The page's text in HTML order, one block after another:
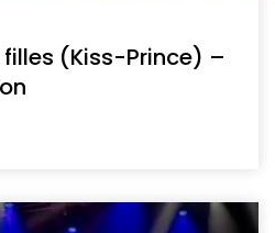
(Kiss-Prince) –